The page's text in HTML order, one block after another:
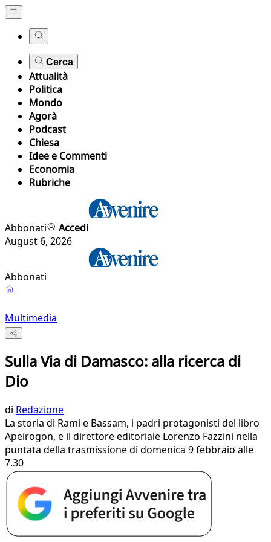
Cerca
Attualità
Politica
Mondo
Agorà
Podcast
Chiesa
Idee e Commenti
Economia
Rubriche
Abbonati
Accedi
August 6, 2026
Abbonati
Multimedia
Sulla Via di Damasco: alla ricerca di
Dio
di Redazione
La storia di Rami e Bassam, i padri protagonisti del libro
Apeirogon, e il direttore editoriale Lorenzo Fazzini nella
puntata della trasmissione di domenica 9 febbraio alle
7.30